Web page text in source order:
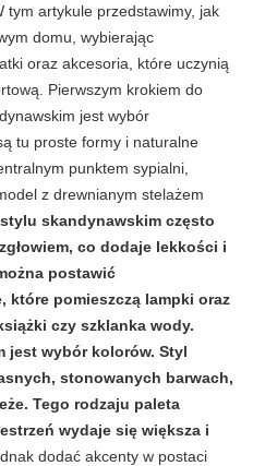
tym artykule przedstawimy, jak
domu, wybierając
oraz akcesoria, które uczynią
Pierwszym krokiem do
jest wybór
tu proste formy i naturalne
punktem sypialni,
z drewnianym stelażem
skandynawskim często
co dodaje lekkości i
postawić
pomieszczą lampki oraz
czy szklanka wody.
jest wybór kolorów. Styl
stonowanych barwach,
Tego rodzaju paleta
wydaje się większa i
dodać akcenty w postaci